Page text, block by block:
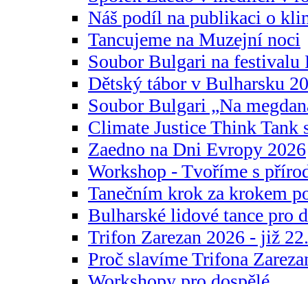
Náš podíl na publikaci o
Tancujeme na Muzejní noci
Soubor Bulgari na festivalu
Dětský tábor v Bulharsku
Soubor Bulgari „Na
Climate Justice Think Tank
Zaedno na Dni Evropy 2026
Workshop - Tvoříme s
Tanečním krok za krokem
Bulharské lidové tance pro
Trifon Zarezan 2026 - již
Proč slavíme Trifona